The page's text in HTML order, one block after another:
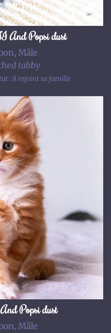
Popsi dust
Mâle
tabby
: A rejoint sa famille
Popsi dust
Mâle